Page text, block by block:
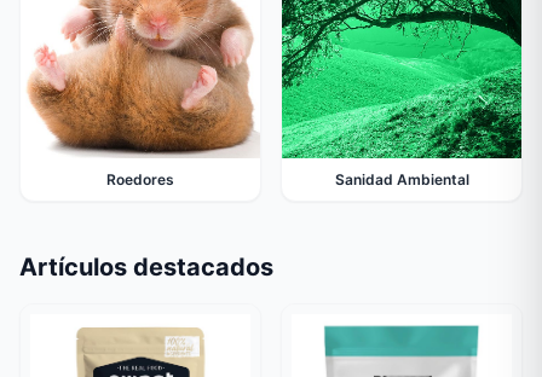
Roedores Sanidad Ambiental
Artículos destacados